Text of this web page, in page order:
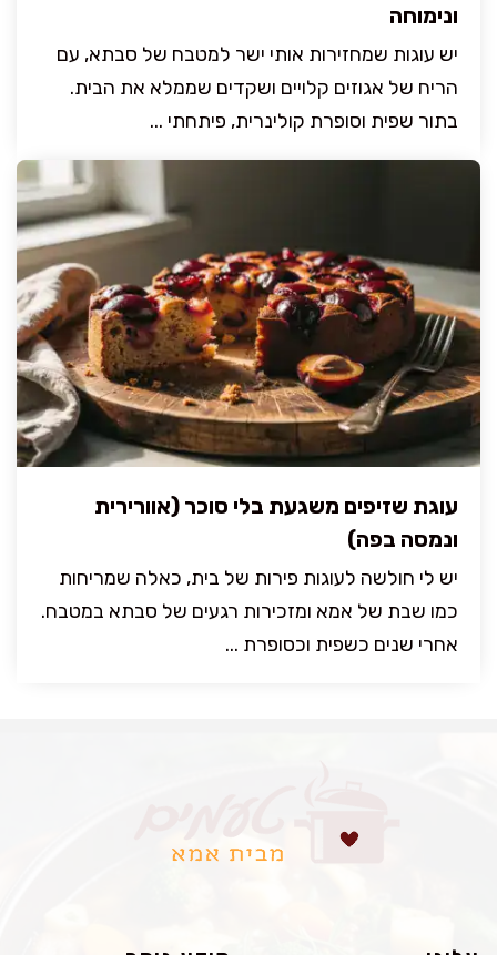
ונימוחה
יש עוגות שמחזירות אותי ישר למטבח של סבתא, עם
הריח של אגוזים קלויים ושקדים שממלא את הבית.
בתור שפית וסופרת קולינרית, פיתחתי ...
עוגת שזיפים משגעת בלי סוכר (אוורירית
ונמסה בפה)
יש לי חולשה לעוגות פירות של בית, כאלה שמריחות
כמו שבת של אמא ומזכירות רגעים של סבתא במטבח.
אחרי שנים כשפית וכסופרת ...